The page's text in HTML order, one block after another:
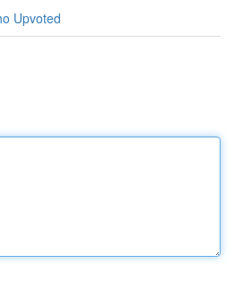
Upvoted